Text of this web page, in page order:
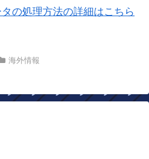
の処理方法の詳細はこちら
海外情報